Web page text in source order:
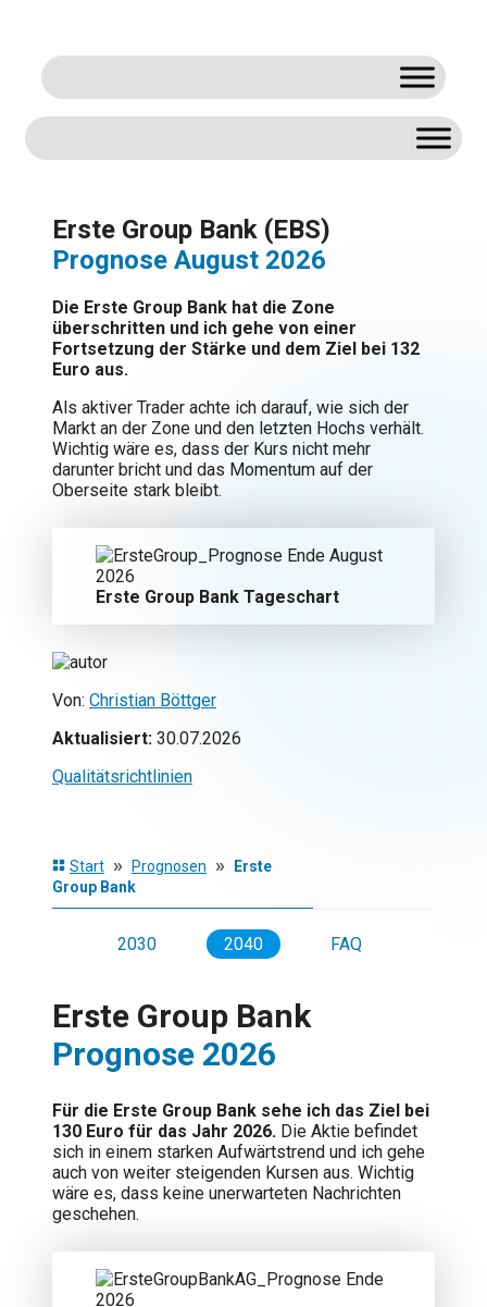
springen
Erste Group Bank (EBS)
Prognose August 2026
Die Erste Group Bank hat die Zone
überschritten und ich gehe von einer
Fortsetzung der Stärke und dem Ziel bei 132
Euro aus.
Als aktiver Trader achte ich darauf, wie sich der
Markt an der Zone und den letzten Hochs verhält.
Wichtig wäre es, dass der Kurs nicht mehr
darunter bricht und das Momentum auf der
Oberseite stark bleibt.
Erste Group Bank Tageschart
Von: Christian Böttger
Aktualisiert: 30.07.2026
Qualitätsrichtlinien
Start » Prognosen »
Erste
Group Bank
2030 2040 FAQ
Erste Group Bank
Prognose 2026
Für die Erste Group Bank sehe ich das Ziel bei
130 Euro für das Jahr 2026. Die Aktie befindet
sich in einem starken Aufwärtstrend und ich gehe
auch von weiter steigenden Kursen aus. Wichtig
wäre es, dass keine unerwarteten Nachrichten
geschehen.